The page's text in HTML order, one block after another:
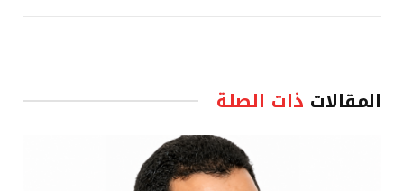
المقالات ذات الصلة